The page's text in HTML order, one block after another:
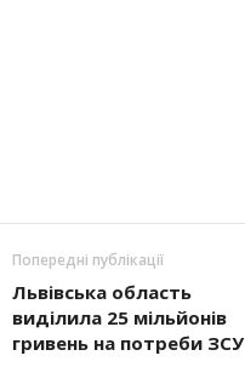
Попередні публікації
Львівська область
виділила 25 мільйонів
гривень на потреби ЗСУ